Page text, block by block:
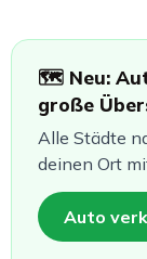
🗺️ Neu:
große
Alle Städte
deinen Ort
Auto